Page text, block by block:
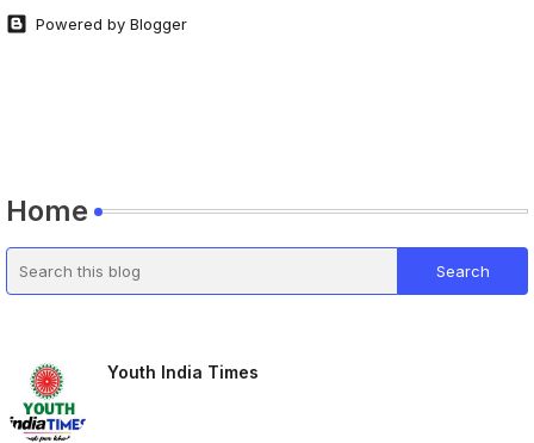
Powered by Blogger
Home
Youth India Times